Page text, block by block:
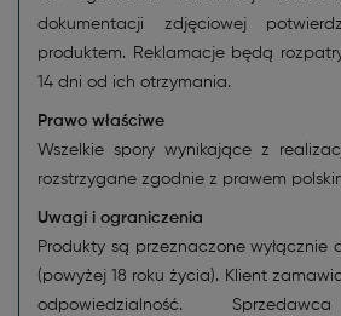
dokumentacji zdjęciowej
produktem. Reklamacje będą
14 dni od ich otrzymania.
Prawo właściwe
Wszelkie spory wynikające z
rozstrzygane zgodnie z prawem
Uwagi i ograniczenia
Produkty są przeznaczone wyłącznie
(powyżej 18 roku życia). Klient
odpowiedzialność.